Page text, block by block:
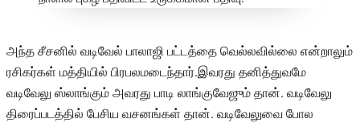
அந்த சீசனில் வடிவேல் பாலாஜி பட்டத்தை வெல்லவில்லை என்றாலும்
ரசிகர்கள் மத்தியில் பிரபலமடைந்தார்.இவரது தனித்துவமே
வடிவேலு ஸ்லாங்கும் அவரது பாடி லாங்குவேஜும் தான். வடிவேலு
திரைப்படத்தில் பேசிய வசனங்கள் தான். வடிவேலுவை போல